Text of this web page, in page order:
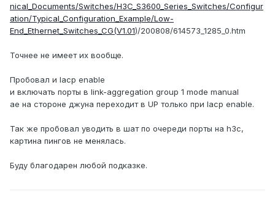
nical_Documents/Switches/H3C_S3600_Series_Switches/Configur
ation/Typical_Configuration_Example/Low-
End_Ethernet_Switches_CG(V1.01)/200808/614573_1285_0.htm
Точнее не имеет их вообще.
Пробовал и lacp enable
и включать порты в link-aggregation group 1 mode manual
ae на стороне джуна переходит в UP только при lacp enable.
Так же пробовал уводить в шат по очереди порты на h3c,
картина пингов не менялась.
Буду благодарен любой подказке.